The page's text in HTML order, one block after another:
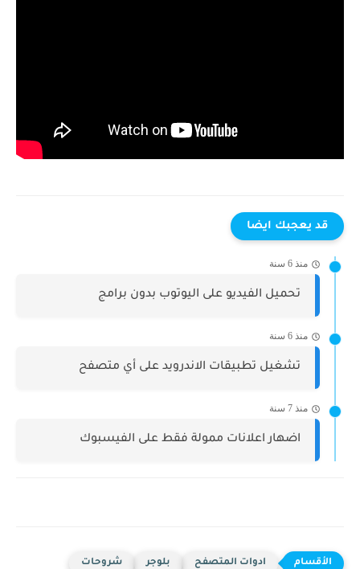
قد يعجبك ايضا
منذ 6 سنة
تحميل الفيديو على اليوتوب بدون برامج
منذ 6 سنة
تشغيل تطبيقات الاندرويد على أي متصفح
منذ 7 سنة
اضهار اعلانات ممولة فقط على الفيسبوك
ادوات المتصفح بلوجر شروحات